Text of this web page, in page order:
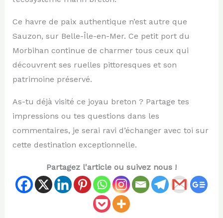
Ce havre de paix authentique n’est autre que
Sauzon, sur Belle-Île-en-Mer. Ce petit port du
Morbihan continue de charmer tous ceux qui
découvrent ses ruelles pittoresques et son
patrimoine préservé.
As-tu déjà visité ce joyau breton ? Partage tes
impressions ou tes questions dans les
commentaires, je serai ravi d’échanger avec toi sur
cette destination exceptionnelle.
Partagez l'article ou suivez nous !